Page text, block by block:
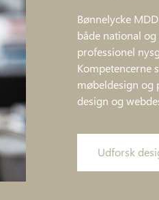
Bønnelycke
både national
professionel
Kompetencerne
møbeldesign og
design og
Udforsk